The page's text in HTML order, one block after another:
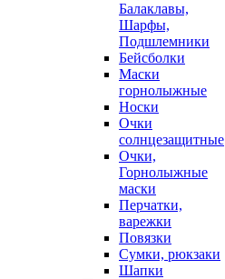
Балаклавы,
Шарфы,
Подшлемники
Бейсболки
Маски
горнолыжные
Носки
Очки
солнцезащитные
Очки,
Горнолыжные
маски
Перчатки,
варежки
Повязки
Сумки, рюкзаки
Шапки